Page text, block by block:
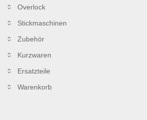
Overlock
Stickmaschinen
Zubehör
Kurzwaren
Ersatzteile
Warenkorb